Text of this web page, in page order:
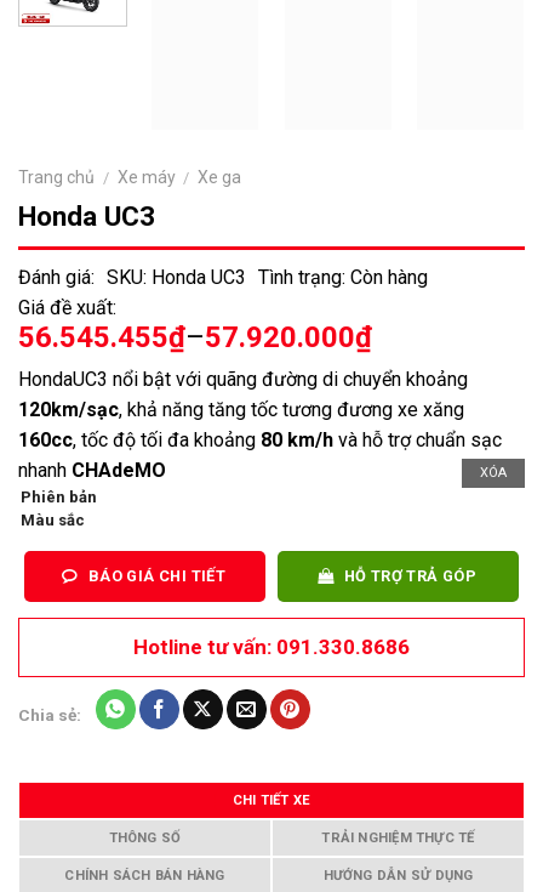
Trang chủ / Xe máy / Xe ga
Honda UC3
Đánh giá: SKU: Honda UC3
Tình trạng: Còn hàng
Giá đề xuất:
56.545.455₫–57.920.000₫
Khoảng
giá:
từ
56.545.455₫
đến
57.920.000₫
HondaUC3 nổi bật với quãng đường di chuyển khoảng
120km/sạc, khả năng tăng tốc tương đương xe xăng
160cc, tốc độ tối đa khoảng 80 km/h và hỗ trợ chuẩn sạc
nhanh CHAdeMO
Phiên bản
Màu sắc
XÓA
BÁO GIÁ CHI TIẾT HỖ TRỢ TRẢ GÓP
Hotline tư vấn: 091.330.8686
Chia sẻ:
CHI TIẾT XE
THÔNG SỐ TRẢI NGHIỆM THỰC TẾ
CHÍNH SÁCH BÁN HÀNG HƯỚNG DẪN SỬ DỤNG